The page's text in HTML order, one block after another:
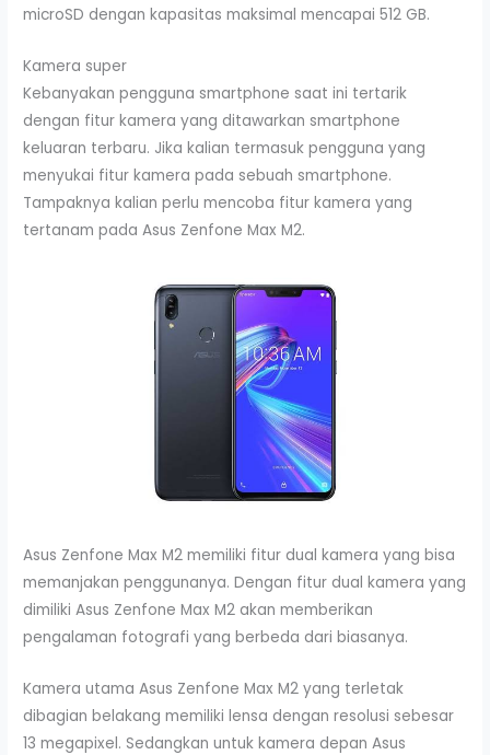
microSD dengan kapasitas maksimal mencapai 512 GB.
Kamera super
Kebanyakan pengguna smartphone saat ini tertarik
dengan fitur kamera yang ditawarkan smartphone
keluaran terbaru. Jika kalian termasuk pengguna yang
menyukai fitur kamera pada sebuah smartphone.
Tampaknya kalian perlu mencoba fitur kamera yang
tertanam pada Asus Zenfone Max M2.
Asus Zenfone Max M2 memiliki fitur dual kamera yang bisa
memanjakan penggunanya. Dengan fitur dual kamera yang
dimiliki Asus Zenfone Max M2 akan memberikan
pengalaman fotografi yang berbeda dari biasanya.
Kamera utama Asus Zenfone Max M2 yang terletak
dibagian belakang memiliki lensa dengan resolusi sebesar
13 megapixel. Sedangkan untuk kamera depan Asus